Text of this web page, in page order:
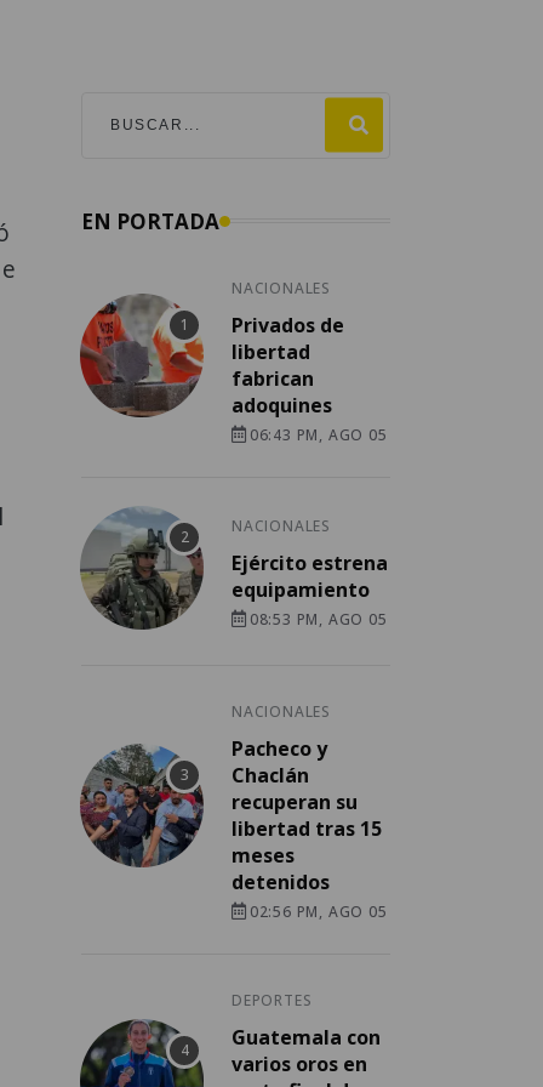
EN PORTADA
NACIONALES
Privados de
libertad
fabrican
adoquines
06:43 PM, AGO 05
NACIONALES
Ejército estrena
equipamiento
08:53 PM, AGO 05
NACIONALES
Pacheco y
Chaclán
recuperan su
libertad tras 15
meses
detenidos
02:56 PM, AGO 05
DEPORTES
Guatemala con
varios oros en